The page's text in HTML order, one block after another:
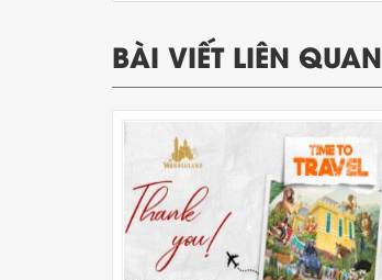
BÀI VIẾT LIÊN QUAN